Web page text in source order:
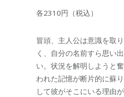
各2310円（税込）
冒頭、主人公は意識を取
く、自分の名前すら思い
い。状況を解明しようと
われた記憶が断片的に蘇
して彼がそこにいる理由